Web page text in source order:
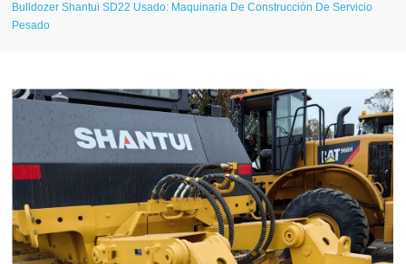
Bulldozer Shantui SD22 Usado: Maquinaria De Construcción De Servicio
Pesado